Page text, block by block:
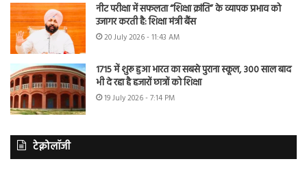
नीट परीक्षा में सफलता “शिक्षा क्रांति” के व्यापक प्रभाव को
उजागर करती है: शिक्षा मंत्री बैंस
20 July 2026 - 11:43 AM
1715 में शुरू हुआ भारत का सबसे पुराना स्कूल, 300 साल बाद
भी दे रहा है हजारों छात्रों को शिक्षा
19 July 2026 - 7:14 PM
टेक्नोलॉजी